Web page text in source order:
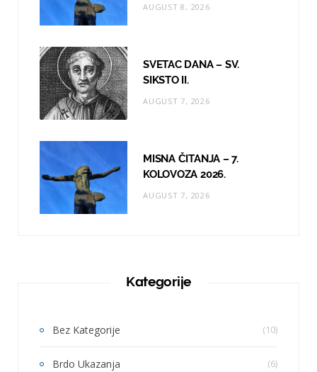
AUGUST 8, 2026
SVETAC DANA – SV.
SIKSTO II.
AUGUST 7, 2026
MISNA ČITANJA – 7.
KOLOVOZA 2026.
AUGUST 7, 2026
Kategorije
Bez Kategorije (10)
Brdo Ukazanja (6)